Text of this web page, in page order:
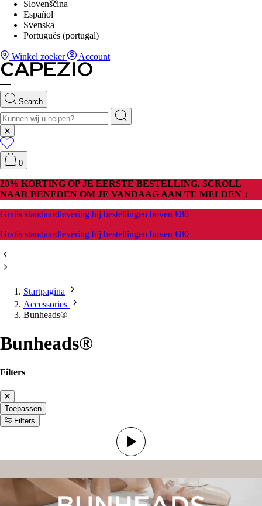
Slovenščina
Español
Svenska
Português (portugal)
Winkel zoeker Account
Search
0
Startpagina
Accessories
Bunheads®
Bunheads®
Filters
Toepassen
Filters